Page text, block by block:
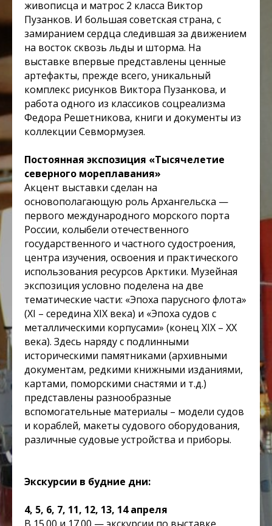
живописца и матрос 2 класса Виктор
Пузанков. И большая советская страна, с
замиранием сердца следившая за движением
на восток сквозь льды и шторма. На
выставке впервые представлены ценные
артефакты, прежде всего, уникальный
комплекс рисунков Виктора Пузанкова, и
работа одного из классиков соцреализма
Федора Решетникова, книги и документы из
коллекции Севмормузея.
Постоянная экспозиция «Тысячелетие
северного мореплавания»
Акцент выставки сделан на
основополагающую роль Архангельска —
первого международного морского порта
России, колыбели отечественного
государственного и частного судостроения,
центра изучения, освоения и практического
использования ресурсов Арктики. Музейная
экспозиция условно поделена на две
тематические части: «Эпоха парусного флота»
(XI – середина XIX века) и «Эпоха судов с
металлическими корпусами» (конец XIX – XX
века). Здесь наряду с подлинными
историческими памятниками (архивными
документам, редкими книжными изданиями,
картами, поморскими снастями и т.д.)
представлены разнообразные
вспомогательные материалы – модели судов
и кораблей, макеты судового оборудования,
различные судовые устройства и приборы.
Экскурсии в будние дни:
4, 5, 6, 7, 11, 12, 13, 14 апреля